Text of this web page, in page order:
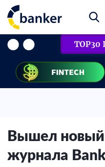
TOP30
Вышел
журнала